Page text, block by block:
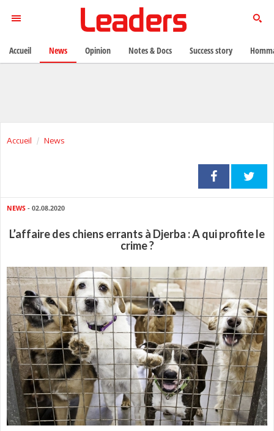
Accueil News
NEWS - 02.08.2020
L’affaire des chiens errants à Djerba : A qui profite le
crime ?
Accueil News Opinion Notes & Docs Success story